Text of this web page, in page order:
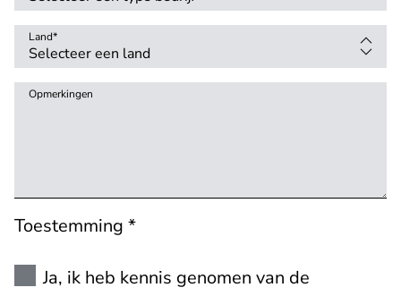
Land*
Opmerkingen
Toestemming *
Ja, ik heb kennis genomen van de